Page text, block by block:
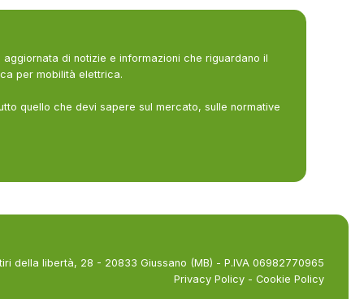
di notizie e informazioni che riguardano il
per mobilità elettrica.
quello che devi sapere sul mercato, sulle normative
della libertà, 28 - 20833 Giussano (MB) - P.IVA 06982770965
Privacy Policy - Cookie Policy